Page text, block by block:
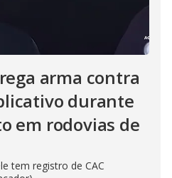
arma contra
durante
em rodovias de
tem registro de CAC